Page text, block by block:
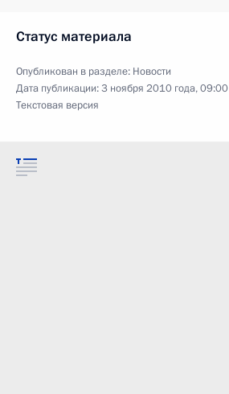
Статус материала
Опубликован в разделе: Новости
Дата публикации:3 ноября 2010 года, 09:00
Текстовая версия